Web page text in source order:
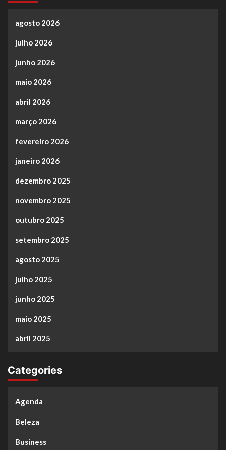
agosto 2026
julho 2026
junho 2026
maio 2026
abril 2026
março 2026
fevereiro 2026
janeiro 2026
dezembro 2025
novembro 2025
outubro 2025
setembro 2025
agosto 2025
julho 2025
junho 2025
maio 2025
abril 2025
Categories
Agenda
Beleza
Business